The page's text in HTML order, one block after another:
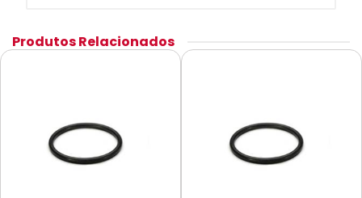
Produtos Relacionados